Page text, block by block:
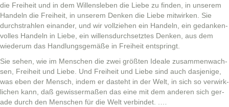
die Frei­heit und in dem Wil­lensleben die Liebe zu find­en, in unserem
Han­deln die Frei­heit, in unserem Denken die Liebe mitwirken. Sie
durch­strahlen einan­der, und wir vol­lziehen ein Han­deln, ein gedanken­
volles Han­deln in Liebe, ein wil­lens­durch­set­ztes Denken, aus dem
wiederum das Hand­lungs­gemäße in Frei­heit entspringt.
Sie sehen, wie im Men­schen die zwei größten Ide­ale zusam­menwach­
sen, Frei­heit und Liebe. Und Frei­heit und Liebe sind auch das­jenige,
was eben der Men­sch, indem er daste­ht in der Welt, in sich so ver­wirk­
lichen kann, daß gewis­ser­maßen das eine mit dem anderen sich ger­
ade durch den Men­schen für die Welt verbindet. .…